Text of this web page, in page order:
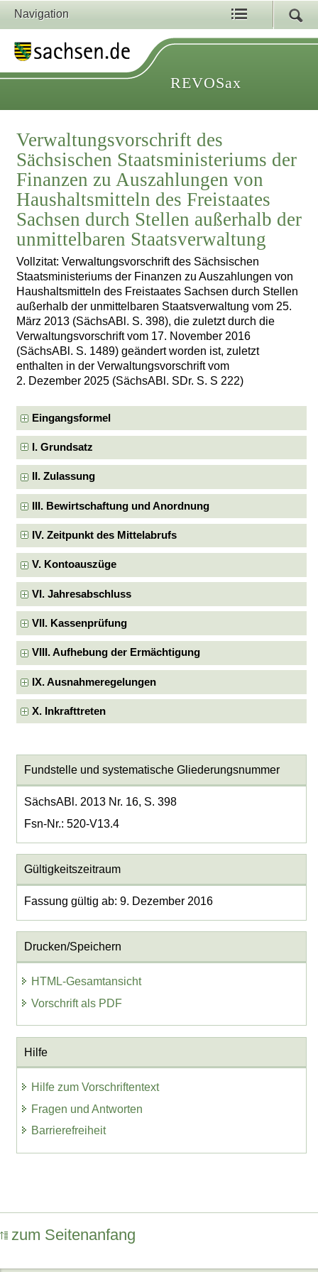
Navigation
REVOSax
Verwaltungsvorschrift des
Sächsischen Staatsministeriums der
Finanzen zu Auszahlungen von
Haushaltsmitteln des Freistaates
Sachsen durch Stellen außerhalb der
unmittelbaren Staatsverwaltung
Vollzitat: Verwaltungsvorschrift des Sächsischen
Staatsministeriums der Finanzen zu Auszahlungen von
Haushaltsmitteln des Freistaates Sachsen durch Stellen
außerhalb der unmittelbaren Staatsverwaltung vom 25.
März 2013 (SächsABl. S. 398), die zuletzt durch die
Verwaltungsvorschrift vom 17. November 2016
(SächsABl. S. 1489) geändert worden ist, zuletzt
enthalten in der Verwaltungsvorschrift vom
2. Dezember 2025 (SächsABl. SDr. S. S 222)
Eingangsformel
I. Grundsatz
II. Zulassung
III. Bewirtschaftung und Anordnung
IV. Zeitpunkt des Mittelabrufs
V. Kontoauszüge
VI. Jahresabschluss
VII. Kassenprüfung
VIII. Aufhebung der Ermächtigung
IX. Ausnahmeregelungen
X. Inkrafttreten
Fundstelle und systematische Gliederungsnummer
SächsABl. 2013 Nr. 16, S. 398
Fsn-Nr.: 520-V13.4
Gültigkeitszeitraum
Fassung gültig ab: 9. Dezember 2016
Drucken/Speichern
HTML-Gesamtansicht
Vorschrift als PDF
Hilfe
Hilfe zum Vorschriftentext
Fragen und Antworten
Barrierefreiheit
zum Seitenanfang